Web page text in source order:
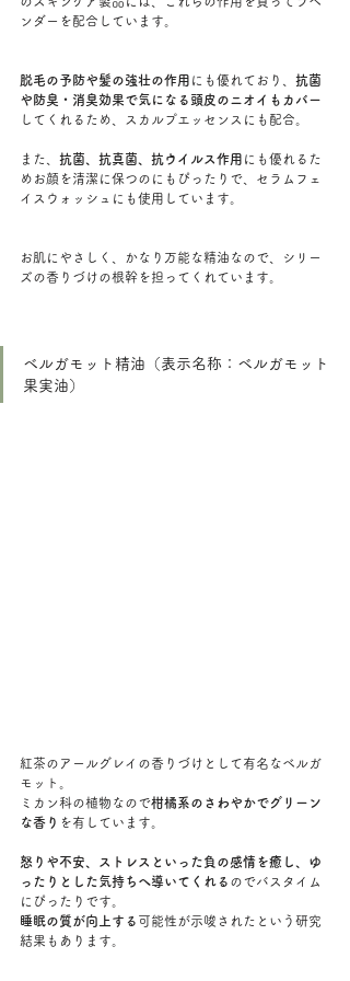
ンダーを配合しています。
脱毛の予防や髪の強壮の作用 にも優れており、 抗菌
や防臭・消臭効果で気になる頭皮のニオイもカバー
してくれるため、スカルプエッセンスにも配合。
また、 抗菌、抗真菌、抗ウイルス作用 にも優れるた
めお顔を清潔に保つのにもぴったりで、セラムフェ
イスウォッシュにも使用しています。
お肌にやさしく、かなり万能な精油なので、シリー
ズの香りづけの根幹を担ってくれています。
ベルガモット精油（表示名称：ベルガモット
果実油）
紅茶のアールグレイの香りづけとして有名なベルガ
モット。
ミカン科の植物なので柑橘系のさわやかでグリーン
な香り を有しています。
怒りや不安、ストレスといった負の感情を癒し、ゆ
ったりとした気持ちへ導いてくれる のでバスタイム
にぴったりです。
睡眠の質が向上する 可能性が示唆されたという研究
結果もあります。